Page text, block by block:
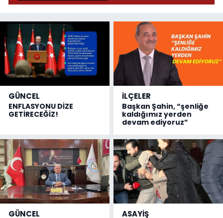
GÜNCEL
ENFLASYONU DİZE
GETİRECEĞİZ!
İLÇELER
Başkan Şahin, “şenliğe
kaldığımız yerden
devam ediyoruz”
GÜNCEL ASAYİŞ